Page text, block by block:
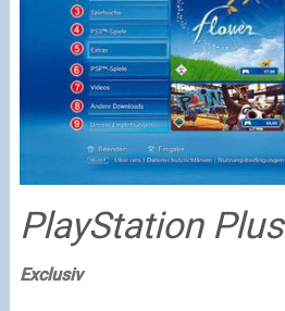
PlayStation Plus
Exclusiv